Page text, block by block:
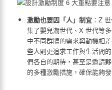
激勵也要因「人」制宜：Z
集了嬰兒潮世代、X 世代等
中不同群體的需求與動機相
些人則更追求工作與生活間
們各自的期待，甚至是邀請
的多種激勵措施，確保能夠